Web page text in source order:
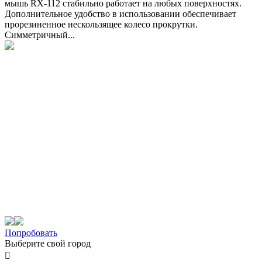
мышь RX-112 стабильно работает на любых поверхностях.
Дополнительное удобство в использовании обеспечивает
прорезиненное нескользящее колесо прокрутки.
Симметричный...
Попробовать
Выберите свой город
